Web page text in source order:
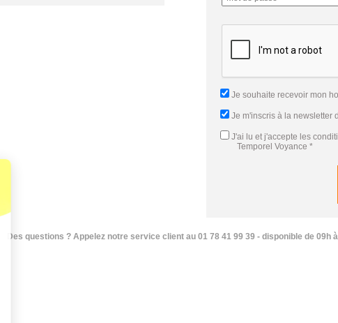
Je souhaite recevoir mon
Je m'inscris à la newsletter
J'ai lu et j'accepte les
Temporel Voyance *
Des questions ? Appelez notre service client au 01 78 41 99 39 - disponible de 09h